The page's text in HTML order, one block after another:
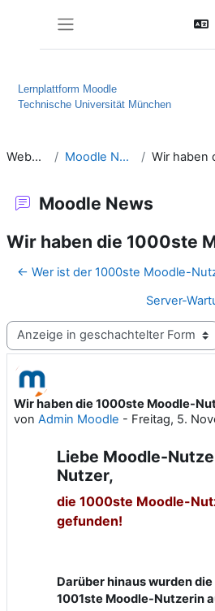
Lernplattform Moodle
Technische Universität München
Website Moodle News
Moodle News
Wir haben die 1000ste
← Wer ist der 1000ste Moodle-
Server-
Anzeigemodus
Wir haben die 1000ste Moodle-
von Admin Moodle - Freitag, 5.
Anzahl Antworten: 0
Liebe Moodle-
Nutzer,
die 1000ste Moodle-
gefunden!
Darüber hinaus wurden
1001ste Moodle-Nutzerin